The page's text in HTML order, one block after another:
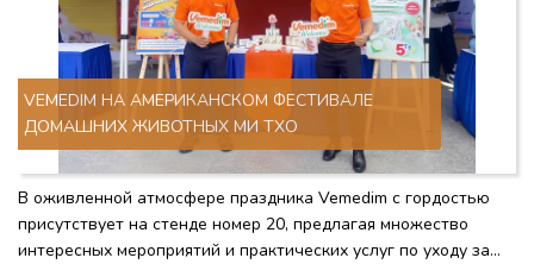
VEMEDIM НА АМЕРИКАНСКОМ ФЕСТИВАЛЕ
ДОМАШНИХ ЖИВОТНЫХ МИ ТХО
В оживленной атмосфере праздника Vemedim с гордостью
присутствует на стенде номер 20, предлагая множество
интересных мероприятий и практических услуг по уходу за